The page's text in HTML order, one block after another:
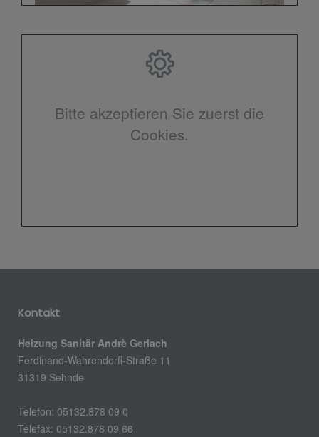
Bitte akzeptieren Sie zuerst die
Cookies.
Kontakt
Heizung Sanitär Andrè Gerlach
Ferdinand-Wahrendorff-Straße 11
31319 Sehnde
Telefon: 05132.878 09 0
Telefax: 05132.878 09 66